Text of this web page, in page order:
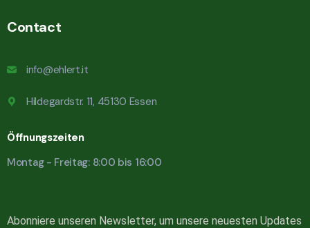
Contact
info@ehlert.it
Hildegardstr. 11, 45130 Essen
Öffnungszeiten
Montag - Freitag: 8:00 bis 16:00
Abonniere unseren Newsletter, um unsere neuesten Updates